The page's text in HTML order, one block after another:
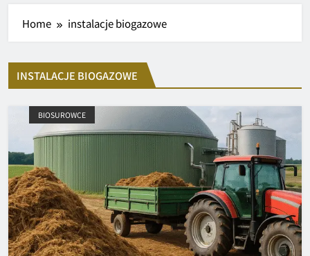
Home instalacje biogazowe
INSTALACJE BIOGAZOWE
BIOSUROWCE